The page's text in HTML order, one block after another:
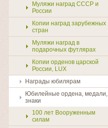
Муляжи наград СССР и
России
Копии наград зарубежных
стран
Муляжи наград в
подарочных футлярах
Копии орденов царской
России, LUX
Награды юбилярам
Юбилейные ордена, медали,
знаки
100 лет Вооруженным
силам